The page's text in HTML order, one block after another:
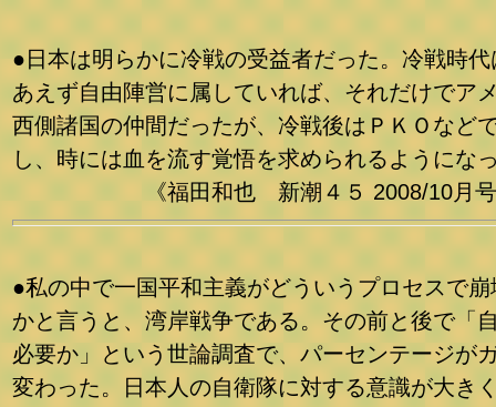
●日本は明らかに冷戦の受益者だった。冷戦時代
あえず自由陣営に属していれば、それだけでア
西側諸国の仲間だったが、冷戦後はＰＫＯなど
し、時には血を流す覚悟を求められるようにな
《福田和也 新潮４５ 2008/10月号
●私の中で一国平和主義がどういうプロセスで崩
かと言うと、湾岸戦争である。その前と後で「
必要か」という世論調査で、パーセンテージが
変わった。日本人の自衛隊に対する意識が大き